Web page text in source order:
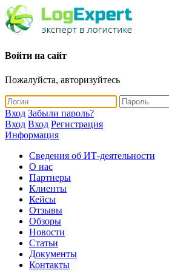
Войти на сайт
Пожалуйста, авторизуйтесь
Вход Забыли пароль?
Вход Вход Регистрация
Информация
Сведения об ИТ-деятельности
О нас
Партнеры
Клиенты
Кейсы
Отзывы
Обзоры
Новости
Статьи
Документы
Контакты